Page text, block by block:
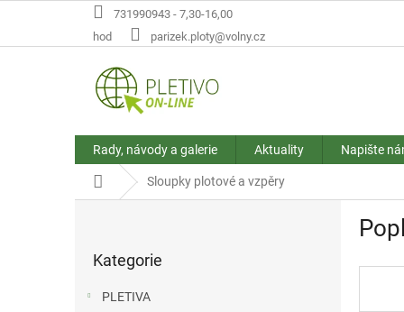
731990943 - 7,30-16,00
hod
parizek.ploty@volny.cz
Rady, návody a galerie Aktuality Napište
Domů Sloupky plotové a vzpěry
kategorie
Kategorie
PLETIVA